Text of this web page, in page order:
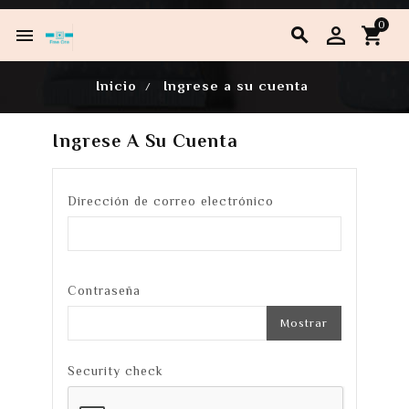

 0
Inicio Ingrese a su cuenta
Ingrese A Su Cuenta
Dirección de correo electrónico
Contraseña
Mostrar
Security check